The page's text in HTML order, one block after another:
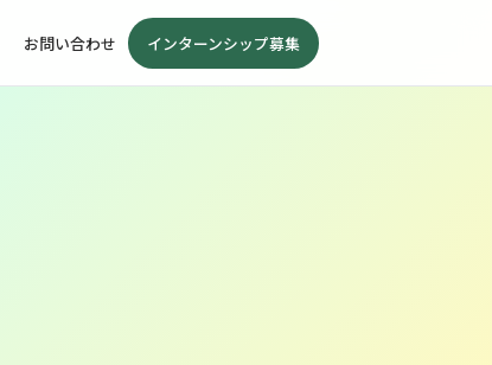
お問い合わせ インターンシップ募集